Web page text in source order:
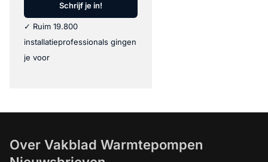
Schrijf je in!
✓ Ruim 19.800
installatieprofessionals gingen
je voor
Over Vakblad Warmtepompen